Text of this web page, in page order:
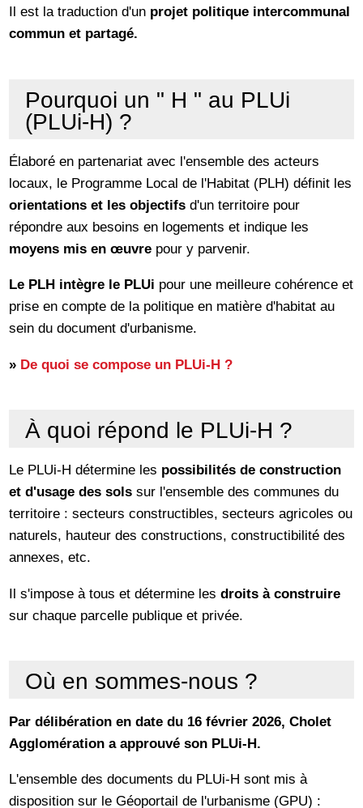
Il est la traduction d'un projet politique intercommunal
commun et partagé.
Pourquoi un " H " au PLUi
(PLUi-H) ?
Élaboré en partenariat avec l'ensemble des acteurs
locaux, le Programme Local de l'Habitat (PLH) définit les
orientations et les objectifs d'un territoire pour
répondre aux besoins en logements et indique les
moyens mis en œuvre pour y parvenir.
Le PLH intègre le PLUi pour une meilleure cohérence et
prise en compte de la politique en matière d'habitat au
sein du document d'urbanisme.
» De quoi se compose un PLUi-H ?
À quoi répond le PLUi-H ?
Le PLUi-H détermine les possibilités de construction
et d'usage des sols sur l'ensemble des communes du
territoire : secteurs constructibles, secteurs agricoles ou
naturels, hauteur des constructions, constructibilité des
annexes, etc.
Il s'impose à tous et détermine lesdroits à construire
sur chaque parcelle publique et privée.
Où en sommes-nous ?
Par délibération en date du 16 février 2026, Cholet
Agglomération a approuvé son PLUi-H.
L'ensemble des documents du PLUi-H sont mis à
disposition sur le Géoportail de l'urbanisme (GPU) :